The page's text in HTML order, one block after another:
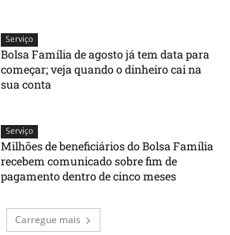
Serviço
Bolsa Família de agosto já tem data para
começar; veja quando o dinheiro cai na
sua conta
Serviço
Milhões de beneficiários do Bolsa Família
recebem comunicado sobre fim de
pagamento dentro de cinco meses
Carregue mais